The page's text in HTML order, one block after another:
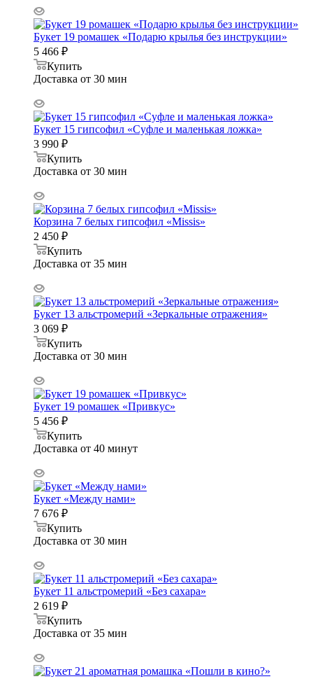
Букет 19 ромашек «Подарю крылья без инструкции»
5 466 ₽
Купить
Доставка от 30 мин
Букет 15 гипсофил «Суфле и маленькая ложка»
3 990 ₽
Купить
Доставка от 30 мин
Корзина 7 белых гипсофил «Missis»
2 450 ₽
Купить
Доставка от 35 мин
Букет 13 альстромерий «Зеркальные отражения»
3 069 ₽
Купить
Доставка от 30 мин
Букет 19 ромашек «Привкус»
5 456 ₽
Купить
Доставка от 40 минут
Букет «Между нами»
7 676 ₽
Купить
Доставка от 30 мин
Букет 11 альстромерий «Без сахара»
2 619 ₽
Купить
Доставка от 35 мин